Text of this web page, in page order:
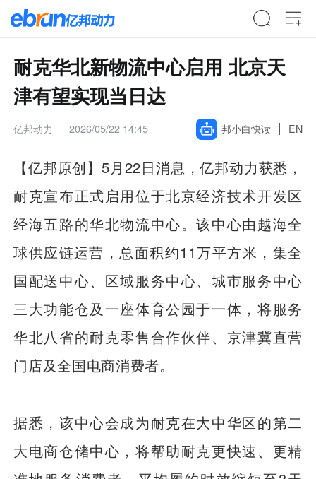
耐克华北新物流中心启用 北京天
津有望实现当日达
亿邦动力 2026/05/22 14:45 邦小白快读 EN
【亿邦原创】5月22日消息，亿邦动力获悉，
耐克宣布正式启用位于北京经济技术开发区
经海五路的华北物流中心。该中心由越海全
球供应链运营，总面积约11万平方米，集全
国配送中心、区域服务中心、城市服务中心
三大功能仓及一座体育公园于一体，将服务
华北八省的耐克零售合作伙伴、京津冀直营
门店及全国电商消费者。
据悉，该中心会成为耐克在大中华区的第二
大电商仓储中心，将帮助耐克更快速、更精